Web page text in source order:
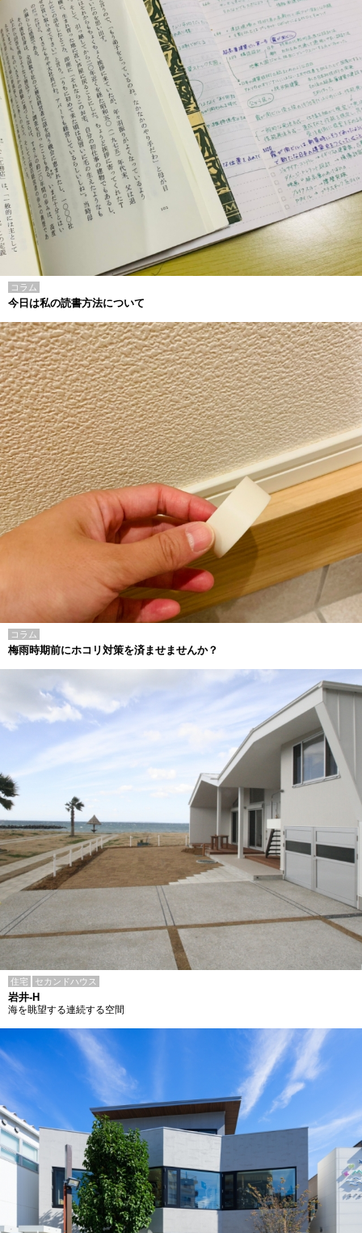
コラム
今日は私の読書方法について
コラム
梅雨時期前にホコリ対策を済ませませんか？
住宅 セカンドハウス
岩井-H
海を眺望する連続する空間